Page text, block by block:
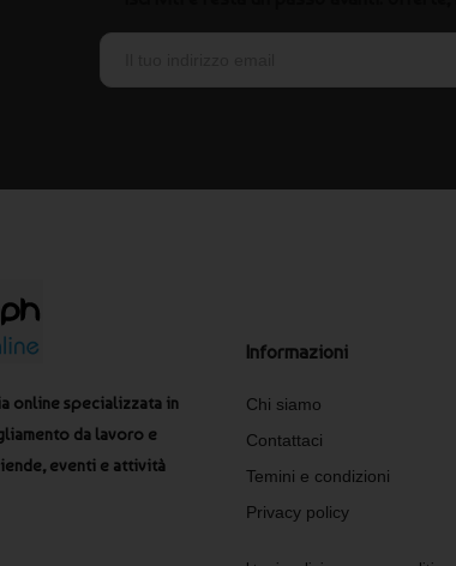
online specializzata in
da lavoro e
eventi e attività
Informazioni
Chi siamo
Contattaci
Temini e condizioni
Privacy policy